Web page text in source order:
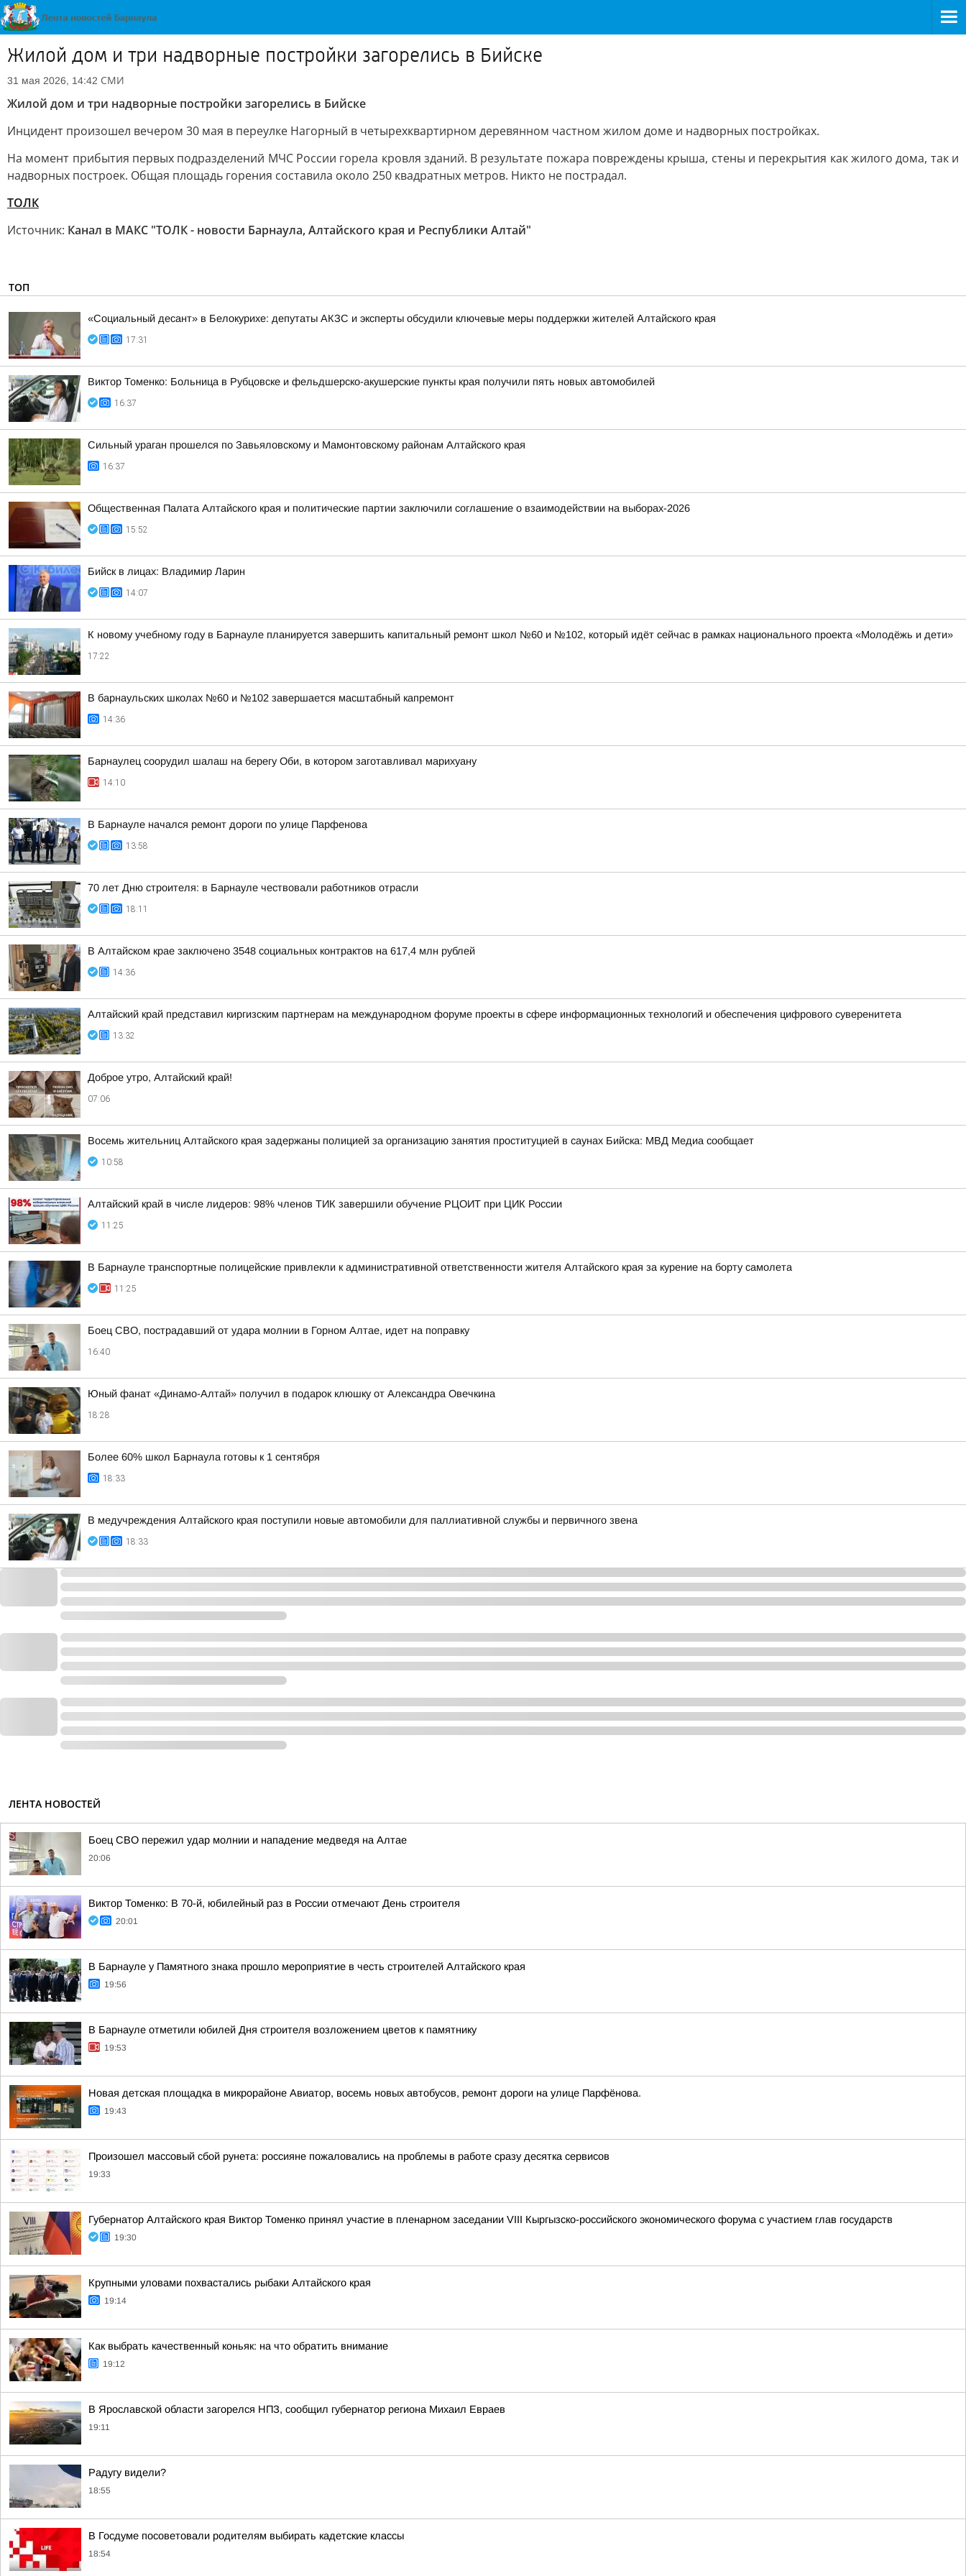
Жилой дом и три надворные постройки загорелись в Бийске
31 мая 2026, 14:42 СМИ
Жилой дом и три надворные постройки загорелись в Бийске
Инцидент произошел вечером 30 мая в переулке Нагорный в четырехквартирном деревянном частном жилом доме и надворных постройках.
На момент прибытия первых подразделений МЧС России горела кровля зданий. В результате пожара повреждены крыша, стены и перекрытия как жилого дома, так и
надворных построек. Общая площадь горения составила около 250 квадратных метров. Никто не пострадал.
ТОЛК
Источник: Канал в МАКС "ТОЛК - новости Барнаула, Алтайского края и Республики Алтай"
ТОП
«Социальный десант» в Белокурихе: депутаты АКЗС и эксперты обсудили ключевые меры поддержки жителей Алтайского края
17:31
Виктор Томенко: Больница в Рубцовске и фельдшерско-акушерские пункты края получили пять новых автомобилей
16:37
Сильный ураган прошелся по Завьяловскому и Мамонтовскому районам Алтайского края
16:37
Общественная Палата Алтайского края и политические партии заключили соглашение о взаимодействии на выборах-2026
15:52
Бийск в лицах: Владимир Ларин
14:07
К новому учебному году в Барнауле планируется завершить капитальный ремонт школ №60 и №102, который идёт сейчас в рамках национального проекта «Молодёжь и дети»
17:22
В барнаульских школах №60 и №102 завершается масштабный капремонт
14:36
Барнаулец соорудил шалаш на берегу Оби, в котором заготавливал марихуану
14:10
В Барнауле начался ремонт дороги по улице Парфенова
13:58
70 лет Дню строителя: в Барнауле чествовали работников отрасли
18:11
В Алтайском крае заключено 3548 социальных контрактов на 617,4 млн рублей
14:36
Алтайский край представил киргизским партнерам на международном форуме проекты в сфере информационных технологий и обеспечения цифрового суверенитета
13:32
Доброе утро, Алтайский край!
07:06
Восемь жительниц Алтайского края задержаны полицией за организацию занятия проституцией в саунах Бийска: МВД Медиа сообщает
10:58
Алтайский край в числе лидеров: 98% членов ТИК завершили обучение РЦОИТ при ЦИК России
11:25
В Барнауле транспортные полицейские привлекли к административной ответственности жителя Алтайского края за курение на борту самолета
11:25
Боец СВО, пострадавший от удара молнии в Горном Алтае, идет на поправку
16:40
Юный фанат «Динамо-Алтай» получил в подарок клюшку от Александра Овечкина
18:28
Более 60% школ Барнаула готовы к 1 сентября
18:33
В медучреждения Алтайского края поступили новые автомобили для паллиативной службы и первичного звена
18:33
ЛЕНТА НОВОСТЕЙ
Боец СВО пережил удар молнии и нападение медведя на Алтае
20:06
Виктор Томенко: В 70-й, юбилейный раз в России отмечают День строителя
20:01
В Барнауле у Памятного знака прошло мероприятие в честь строителей Алтайского края
19:56
В Барнауле отметили юбилей Дня строителя возложением цветов к памятнику
19:53
Новая детская площадка в микрорайоне Авиатор, восемь новых автобусов, ремонт дороги на улице Парфёнова.
19:43
Произошел массовый сбой рунета: россияне пожаловались на проблемы в работе сразу десятка сервисов
19:33
Губернатор Алтайского края Виктор Томенко принял участие в пленарном заседании VIII Кыргызско-российского экономического форума с участием глав государств
19:30
Крупными уловами похвастались рыбаки Алтайского края
19:14
Как выбрать качественный коньяк: на что обратить внимание
19:12
В Ярославской области загорелся НПЗ, сообщил губернатор региона Михаил Евраев
19:11
Радугу видели?
18:55
В Госдуме посоветовали родителям выбирать кадетские классы
18:54